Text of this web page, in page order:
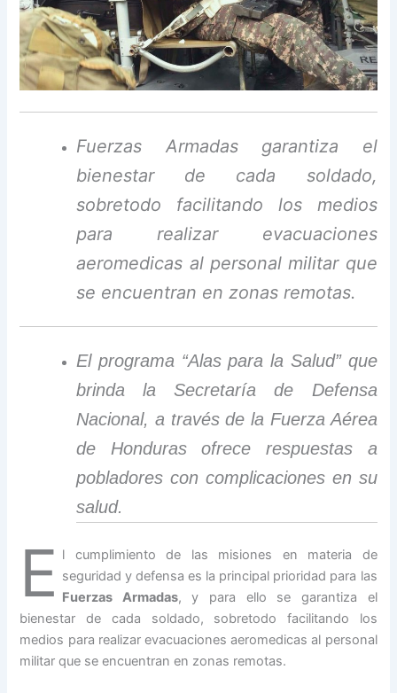
Fuerzas Armadas garantiza el
bienestar de cada soldado,
sobretodo facilitando los medios
para realizar evacuaciones
aeromedicas al personal militar que
se encuentran en zonas remotas.
El programa “Alas para la Salud” que
brinda la Secretaría de Defensa
Nacional, a través de la Fuerza Aérea
de Honduras ofrece respuestas a
pobladores con complicaciones en su
salud.
E l cumplimiento de las misiones en materia de
seguridad y defensa es la principal prioridad para las
Fuerzas Armadas, y para ello se garantiza el
bienestar de cada soldado, sobretodo facilitando los
medios para realizar evacuaciones aeromedicas al personal
militar que se encuentran en zonas remotas.